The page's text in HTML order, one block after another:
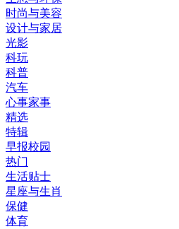
时尚与美容
设计与家居
光影
科玩
科普
汽车
心事家事
精选
特辑
早报校园
热门
生活贴士
星座与生肖
保健
体育